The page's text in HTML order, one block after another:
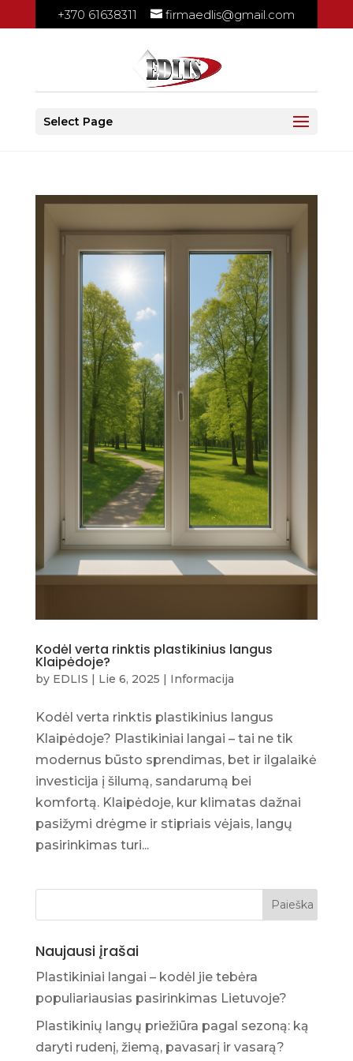
+370 61638311 firmaedlis@gmail.com
Select Page
Kodėl verta rinktis plastikinius langus
Klaipėdoje?
by EDLIS | Lie 6, 2025 | Informacija
Kodėl verta rinktis plastikinius langus
Klaipėdoje? Plastikiniai langai – tai ne tik
modernus būsto sprendimas, bet ir ilgalaikė
investicija į šilumą, sandarumą bei
komfortą. Klaipėdoje, kur klimatas dažnai
pasižymi drėgme ir stipriais vėjais, langų
pasirinkimas turi...
Naujausi įrašai
Plastikiniai langai – kodėl jie tebėra
populiariausias pasirinkimas Lietuvoje?
Plastikinių langų priežiūra pagal sezoną: ką
daryti rudenį, žiemą, pavasarį ir vasarą?